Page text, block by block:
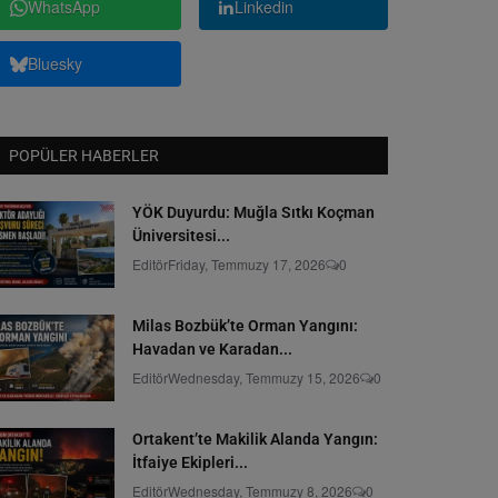
WhatsApp Linkedin
Bluesky
POPÜLER HABERLER
YÖK Duyurdu: Muğla Sıtkı Koçman
Üniversitesi...
EditörFriday, Temmuzy 17, 2026 0
Milas Bozbük’te Orman Yangını:
Havadan ve Karadan...
EditörWednesday, Temmuzy 15, 2026 0
Ortakent’te Makilik Alanda Yangın:
İtfaiye Ekipleri...
EditörWednesday, Temmuzy 8, 2026 0